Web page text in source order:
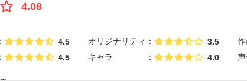
4.08
4.5 オリジナリティ 3.5
4.5 キャラ 4.0